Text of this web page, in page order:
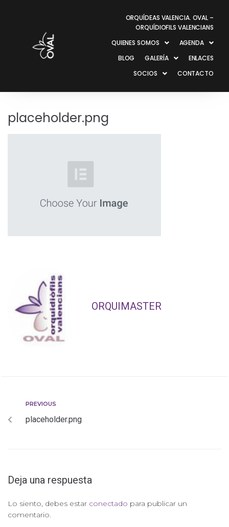
ORQUÍDEAS VALENCIA. OVAL –
ORQUÍDIOFILS VALENCIANS
QUIENES SOMOS
AGENDA
BLOG
GALERÍA
ENLACES
SOCIOS
CONTACTO
placeholder.png
ORQUIMASTER
PREVIOUS
placeholder.png
Deja una respuesta
Lo siento, debes estar conectado para publicar un
comentario.